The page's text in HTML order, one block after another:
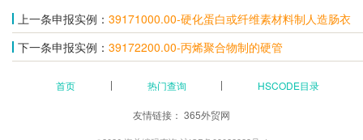
上一条申报实例： 39171000.00-硬化蛋白或纤维素材料制人造肠衣
下一条申报实例： 39172200.00-丙烯聚合物制的硬管
首页 热门查询 HSCODE目录
友情链接： 365外贸网